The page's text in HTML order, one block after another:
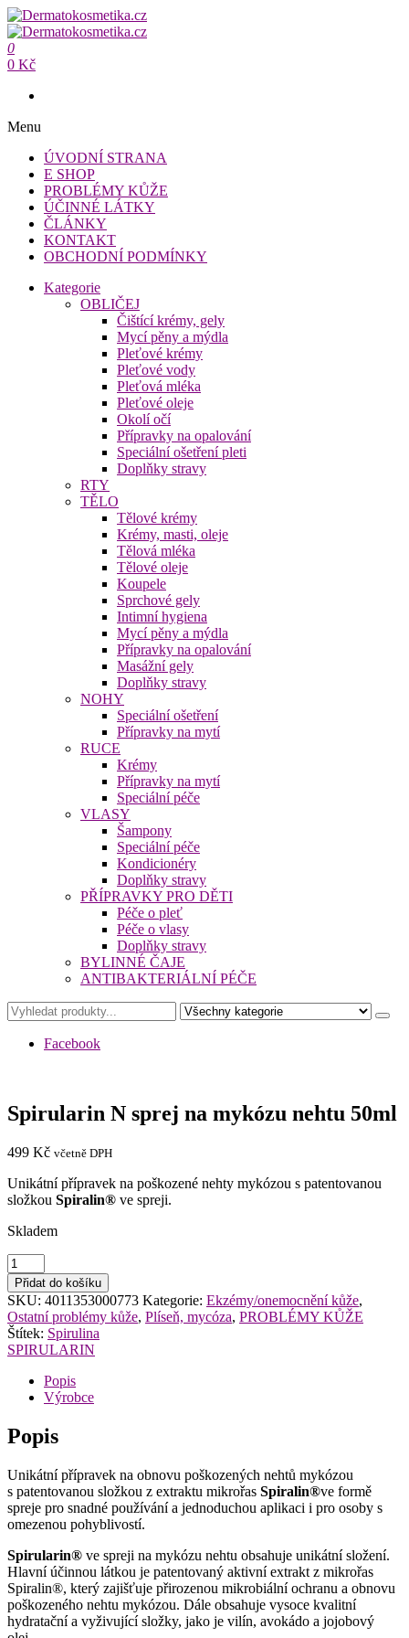
Přeskočit
na
obsah
Dermatokosmetika.cz
Dermatokosmetika.cz
0
0 Kč
Menu
ÚVODNÍ STRANA
E SHOP
PROBLÉMY KŮŽE
ÚČINNÉ LÁTKY
ČLÁNKY
KONTAKT
OBCHODNÍ PODMÍNKY
Kategorie
OBLIČEJ
Čištící krémy, gely
Mycí pěny a mýdla
Pleťové krémy
Pleťové vody
Pleťová mléka
Pleťové oleje
Okolí očí
Přípravky na opalování
Speciální ošetření pleti
Doplňky stravy
RTY
TĚLO
Tělové krémy
Krémy, masti, oleje
Tělová mléka
Tělové oleje
Koupele
Sprchové gely
Intimní hygiena
Mycí pěny a mýdla
Přípravky na opalování
Masážní gely
Doplňky stravy
NOHY
Speciální ošetření
Přípravky na mytí
RUCE
Krémy
Přípravky na mytí
Speciální péče
VLASY
Šampony
Speciální péče
Kondicionéry
Doplňky stravy
PŘÍPRAVKY PRO DĚTI
Péče o pleť
Péče o vlasy
Doplňky stravy
BYLINNÉ ČAJE
ANTIBAKTERIÁLNÍ PÉČE
Facebook
Spirularin N sprej na mykózu nehtu 50ml
499 Kč včetně DPH
Unikátní přípravek na poškozené nehty mykózou s patentovanou
složkou Spiralin® ve spreji.
Skladem
Spirularin
N
sprej
na
mykózu
nehtu
50ml
množství
Přidat do košíku
SKU: 4011353000773 Kategorie: Ekzémy/onemocnění kůže,
Ostatní problémy kůže, Plíseň, mycóza, PROBLÉMY KŮŽE
Štítek: Spirulina
SPIRULARIN
Popis
Výrobce
Popis
Unikátní přípravek na obnovu poškozených nehtů mykózou
s patentovanou složkou z extraktu mikrořas Spiralin®ve formě
spreje pro snadné používání a jednoduchou aplikaci i pro osoby s
omezenou pohyblivostí.
Spirularin® ve spreji na mykózu nehtu obsahuje unikátní složení.
Hlavní účinnou látkou je patentovaný aktivní extrakt z mikrořas
Spiralin®, který zajišťuje přirozenou mikrobiální ochranu a obnovu
poškozeného nehtu mykózou. Dále obsahuje vysoce kvalitní
hydratační a vyživující složky, jako je vilín, avokádo a jojobový